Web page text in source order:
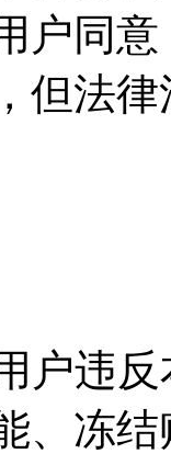
户同
但法
户违
、冻